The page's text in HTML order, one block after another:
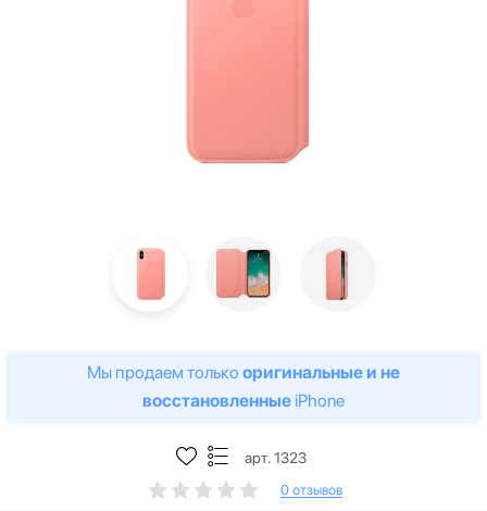
Мы продаем только оригинальные и не
восстановленные iPhone
арт. 1323
0 отзывов